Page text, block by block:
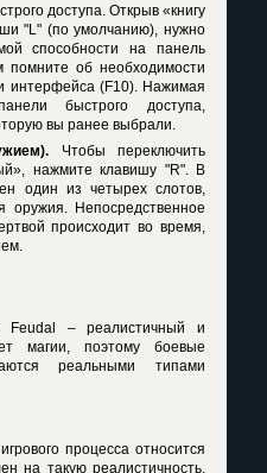
доступа. Открыв «книгу
"L" (по умолчанию), нужно
способности на панель
помните об необходимости
интерфейса (F10). Нажимая
быстрого доступа,
вы ранее выбрали.
Чтобы переключить
нажмите клавишу "R". В
один из четырех слотов,
оружия. Непосредственное
происходит во время,
– реалистичный и
магии, поэтому боевые
реальными типами
процесса относится
на такую реалистичность,